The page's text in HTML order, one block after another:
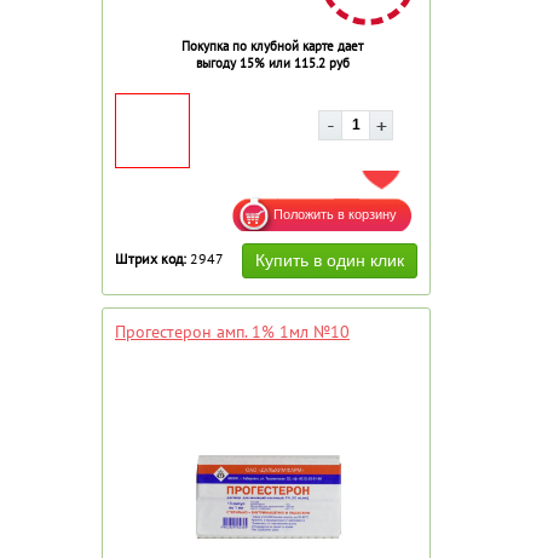
Покупка по клубной карте дает
выгоду 15% или 115.2 руб
ДОБАВИТЬ В ИЗБРАННОЕ
Штрих код: 2947
Прогестерон амп. 1% 1мл №10